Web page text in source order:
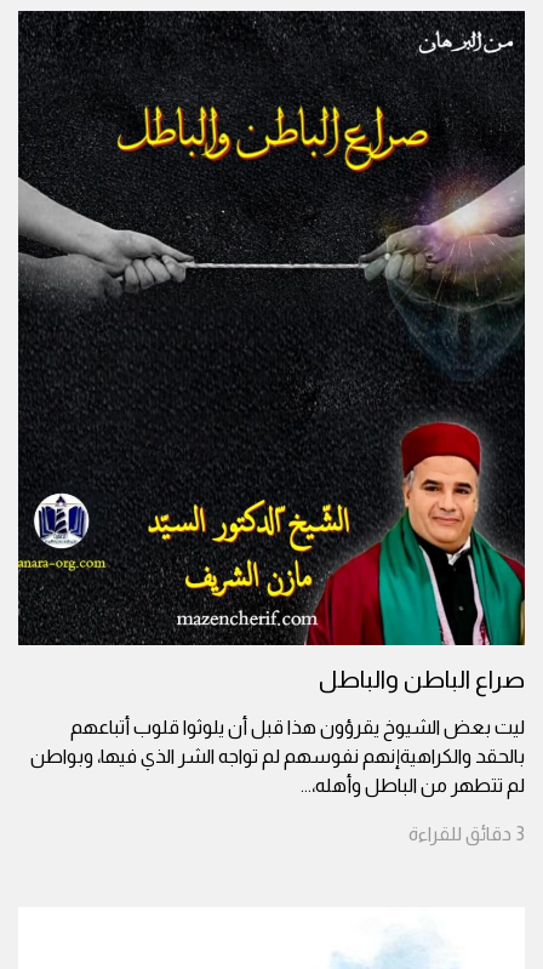
صراع الباطن والباطل
ليت بعض الشيوخ يقرؤون هذا قبل أن يلوثوا قلوب أتباعهم
بالحقد والكراهيةإنهم نفوسهم لم تواجه الشر الذي فيها، وبواطن
لم تتطهر من الباطل وأهله،...
3 دقائق للقراءة